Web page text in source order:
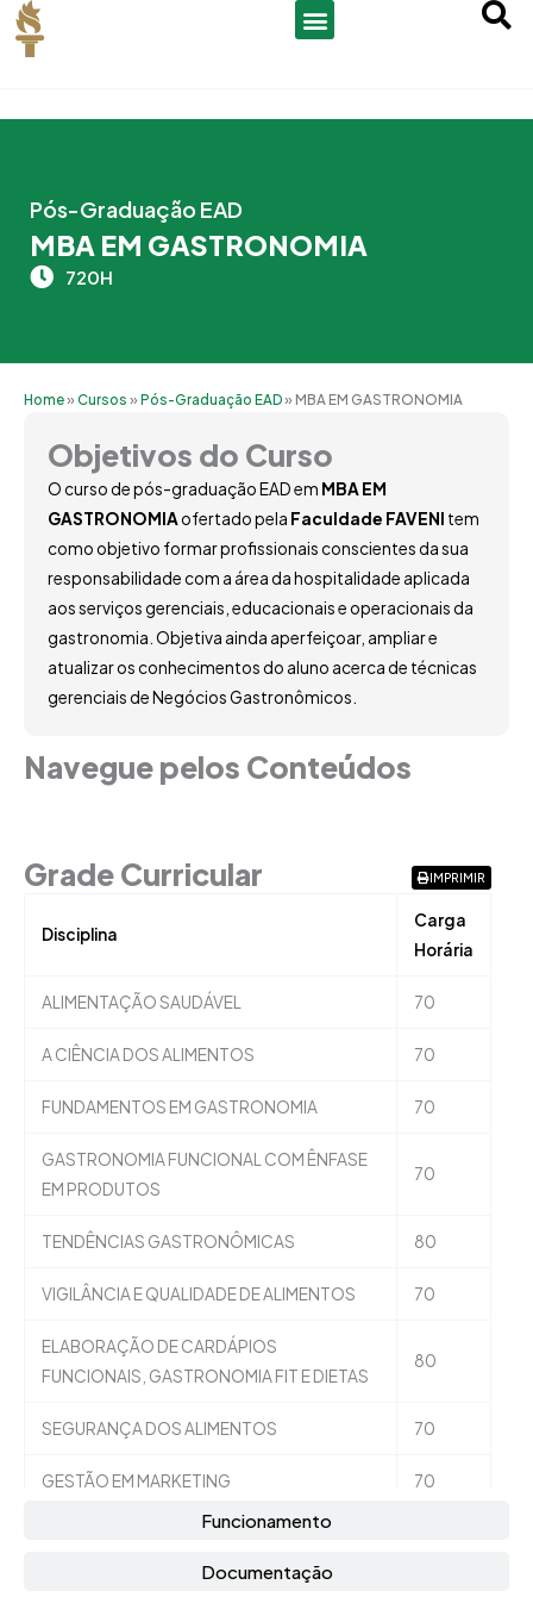
para
Pós-Graduação EAD
MBA EM GASTRONOMIA
720H
Home»Cursos »Pós-Graduação EAD» MBA EM GASTRONOMIA
Objetivos do Curso
O curso de pós-graduação EAD em MBA EM
GASTRONOMIAofertado pela Faculdade FAVENI tem
como objetivo formar profissionais conscientes da sua
responsabilidade com a área da hospitalidade aplicada
aos serviços gerenciais, educacionais e operacionais da
gastronomia. Objetiva ainda aperfeiçoar, ampliar e
atualizar os conhecimentos do aluno acerca de técnicas
gerenciais de Negócios Gastronômicos.
Navegue pelos Conteúdos
Funcionamento
Documentação
IMPRIMIR
Grade Curricular
Disciplina
Carga
Horária
ALIMENTAÇÃO SAUDÁVEL 70
A CIÊNCIA DOS ALIMENTOS 70
FUNDAMENTOS EM GASTRONOMIA 70
GASTRONOMIA FUNCIONAL COM ÊNFASE
EM PRODUTOS
70
TENDÊNCIAS GASTRONÔMICAS 80
VIGILÂNCIA E QUALIDADE DE ALIMENTOS 70
ELABORAÇÃO DE CARDÁPIOS
FUNCIONAIS, GASTRONOMIA FIT E DIETAS
80
SEGURANÇA DOS ALIMENTOS 70
GESTÃO EM MARKETING 70
METODOLOGIA DA PESQUISA CIENTÍFICA